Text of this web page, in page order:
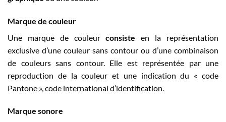
Marque de couleur
Une marque de couleurconsiste en la représentation
exclusive d’une couleur sans contour ou d’une combinaison
de couleurs sans contour. Elle est représentée par une
reproduction de la couleur et une indication du « code
Pantone », code international d’identification.
Marque sonore